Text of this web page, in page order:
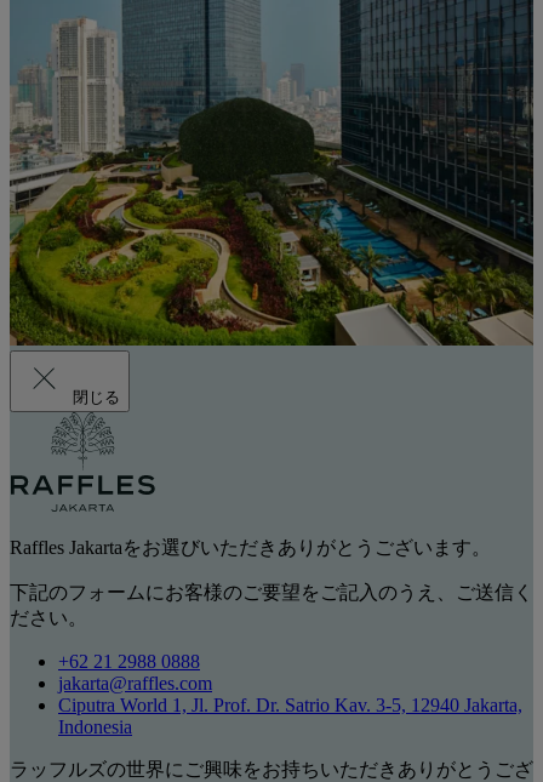
閉じる
Raffles Jakartaをお選びいただきありがとうございます。
下記のフォームにお客様のご要望をご記入のうえ、ご送信く
ださい。
+62 21 2988 0888
jakarta@raffles.com
Ciputra World 1, Jl. Prof. Dr. Satrio Kav. 3-5, 12940 Jakarta,
Indonesia
ラッフルズの世界にご興味をお持ちいただきありがとうござ